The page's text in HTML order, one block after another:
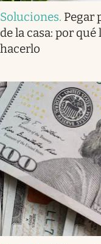
Soluciones. Pegar
de la casa: por
hacerlo